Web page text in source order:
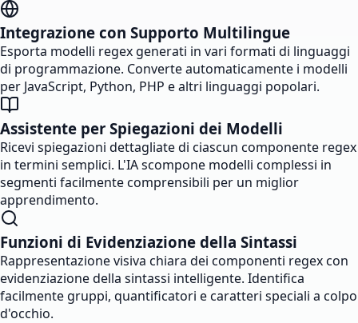
Integrazione con Supporto Multilingue
Esporta modelli regex generati in vari formati di linguaggi
di programmazione. Converte automaticamente i modelli
per JavaScript, Python, PHP e altri linguaggi popolari.
Assistente per Spiegazioni dei Modelli
Ricevi spiegazioni dettagliate di ciascun componente regex
in termini semplici. L'IA scompone modelli complessi in
segmenti facilmente comprensibili per un miglior
apprendimento.
Funzioni di Evidenziazione della Sintassi
Rappresentazione visiva chiara dei componenti regex con
evidenziazione della sintassi intelligente. Identifica
facilmente gruppi, quantificatori e caratteri speciali a colpo
d'occhio.